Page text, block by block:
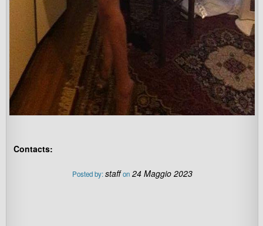
Contacts:
Posted by:staff on 24 Maggio 2023